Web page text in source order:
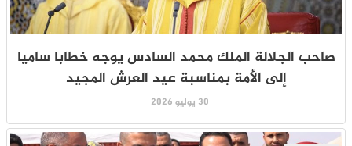
صاحب الجلالة الملك محمد السادس يوجه خطابا ساميا
إلى الأمة بمناسبة عيد العرش المجيد
30 يوليو 2026